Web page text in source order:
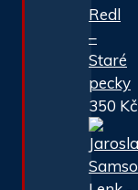
Redl
–
Staré
pecky
350 Kč